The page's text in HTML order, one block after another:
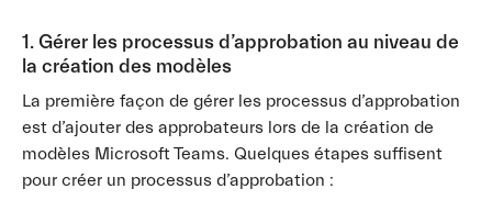
1. Gérer les processus d’approbation au niveau de
la création des modèles
La première façon de gérer les processus d’approbation
est d’ajouter des approbateurs lors de la création de
modèles Microsoft Teams. Quelques étapes suffisent
pour créer un processus d’approbation :